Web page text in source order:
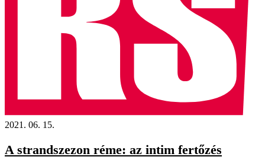
2021. 06. 15.
A strandszezon réme: az intim fertőzés